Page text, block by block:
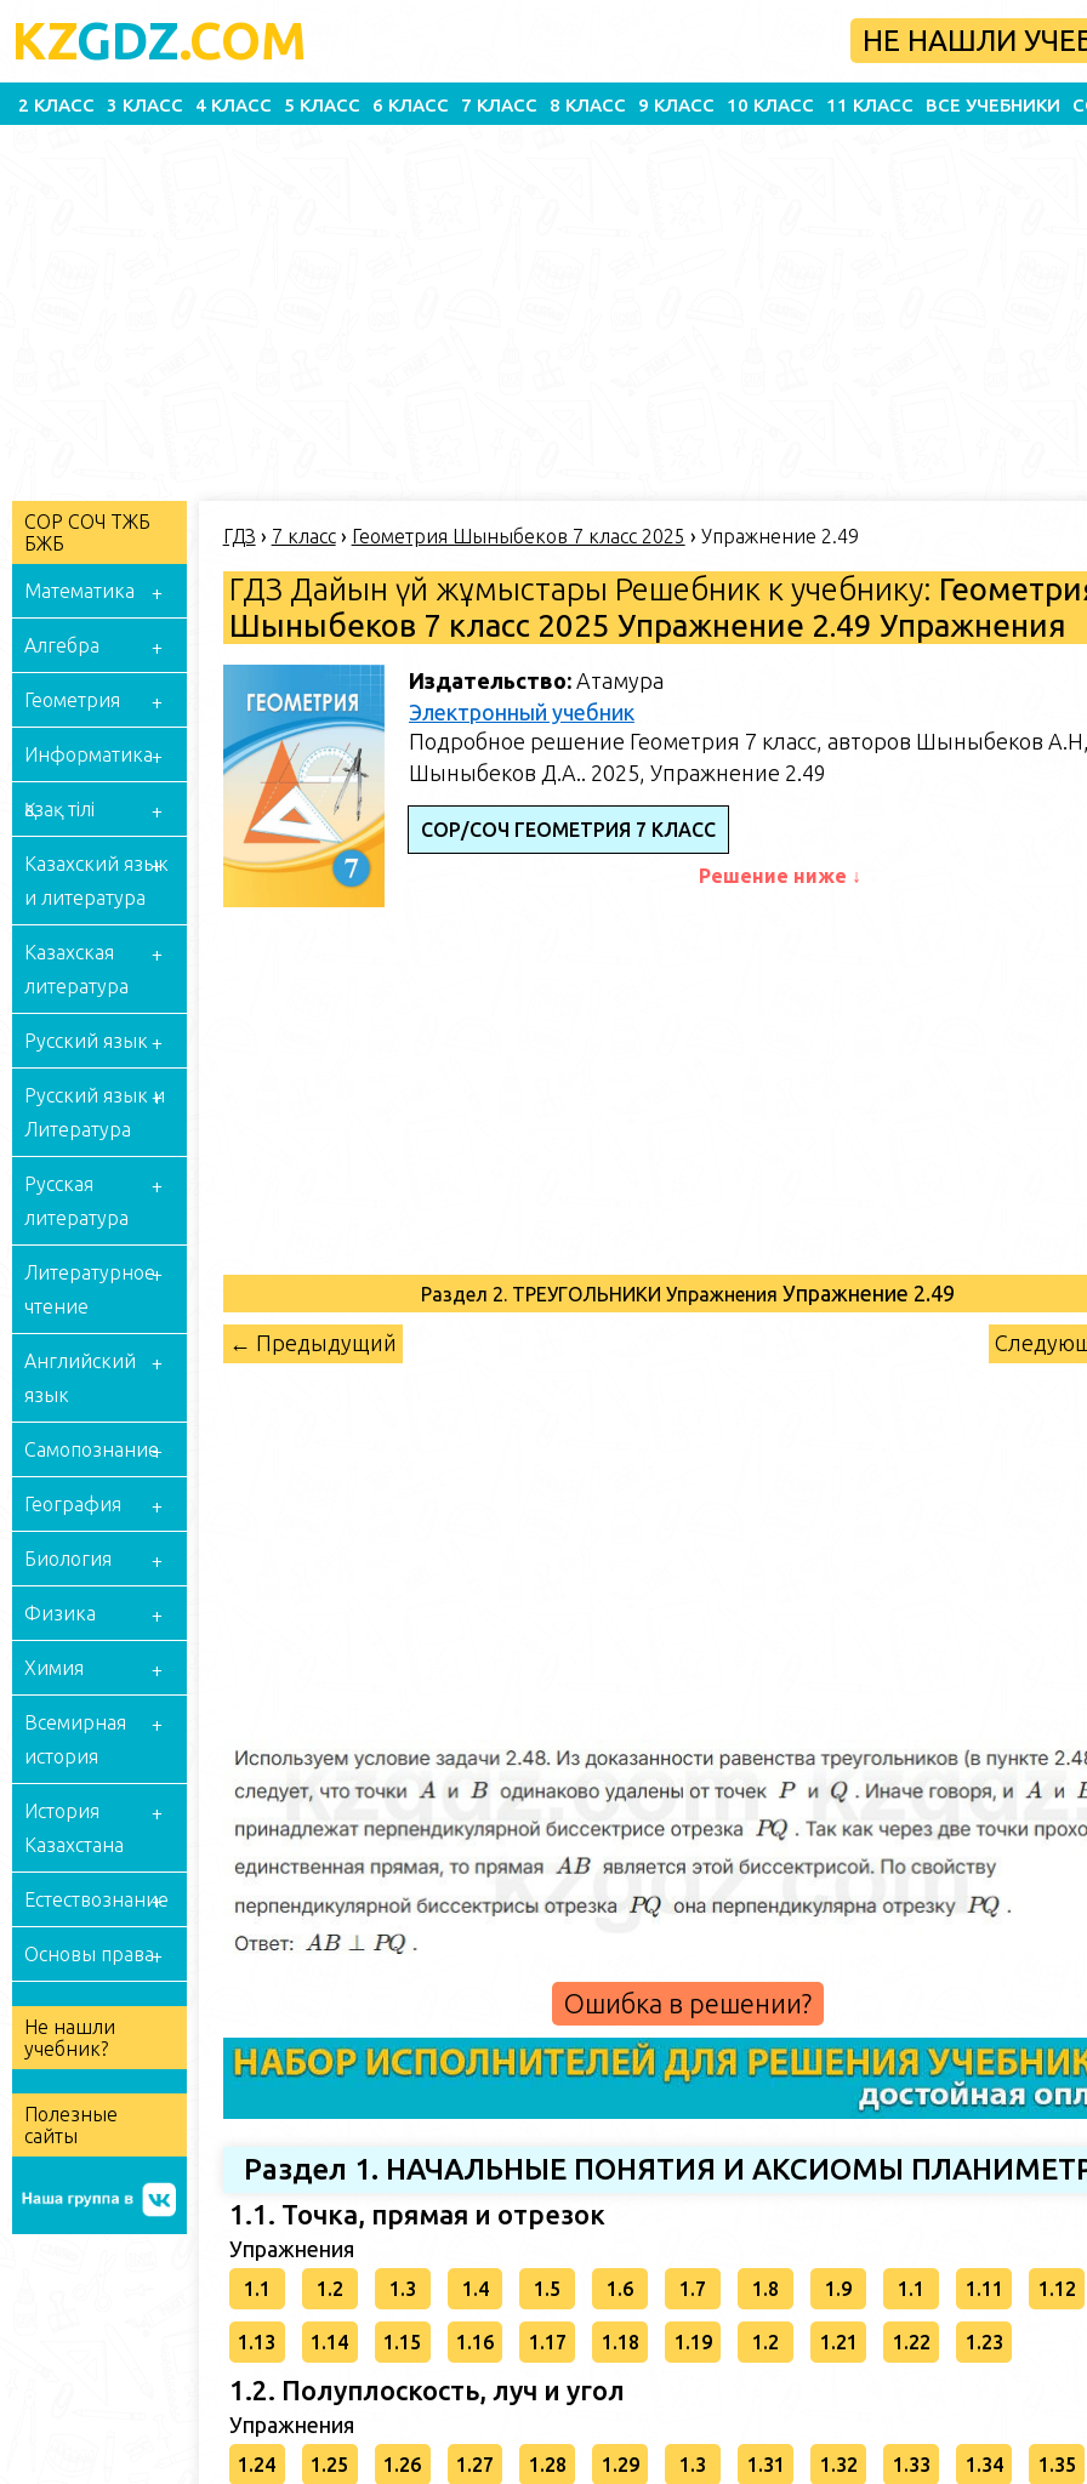
KZGDZ.COM НЕ НАШЛИ
2 КЛАСС 3 КЛАСС 4 КЛАСС 5 КЛАСС 6 КЛАСС 7 КЛАСС 8 КЛАСС 9 КЛАСС 10 КЛАСС 11 КЛАСС ВСЕ УЧЕБНИКИ
СОР СОЧ ТЖБ
БЖБ
Математика
Алгебра
Геометрия
Информатика
Қазақ тілі
Казахский язык
и литература
Казахская
литература
Русский язык
Русский язык и
Литература
Русская
литература
Литературное
чтение
Английский
язык
Самопознание
География
Биология
Физика
Химия
Всемирная
история
История
Казахстана
Естествознание
Основы права
Не нашли
учебник?
Полезные
сайты
ГДЗ › 7 класс› Геометрия Шыныбеков 7 класс 2025 › Упражнение 2.49
ГДЗ Дайын үй жұмыстары Решебник к учебнику:
Шыныбеков 7 класс 2025 Упражнение 2.49 Упражнения
Издательство: Атамура
Электронный учебник
Подробное решение Геометрия 7 класс, авторов Шыныбеков
Шыныбеков Д.А.. 2025, Упражнение 2.49
СОР/СОЧ ГЕОМЕТРИЯ 7 КЛАСС
Решение ниже ↓
Раздел 2. ТРЕУГОЛЬНИКИ Упражнения Упражнение 2.49
← Предыдущий
Ошибка в решении?
Раздел 1. НАЧАЛЬНЫЕ ПОНЯТИЯ И АКСИОМЫ
1.1. Точка, прямая и отрезок
Упражнения
1.1 1.2 1.3 1.4 1.5 1.6 1.7 1.8 1.9 1.1 1.11 1.12
1.13 1.14 1.15 1.16 1.17 1.18 1.19 1.2 1.21 1.22 1.23
1.2. Полуплоскость, луч и угол
Упражнения
1.24 1.25 1.26 1.27 1.28 1.29 1.3 1.31 1.32 1.33 1.34 1.35